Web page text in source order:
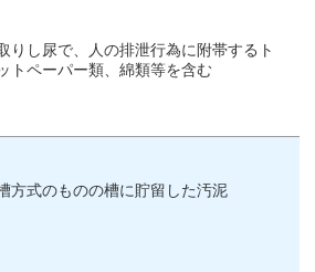
りし尿で、人の排泄行為に附帯するト
トペーパー類、綿類等を含む
方式のものの槽に貯留した汚泥